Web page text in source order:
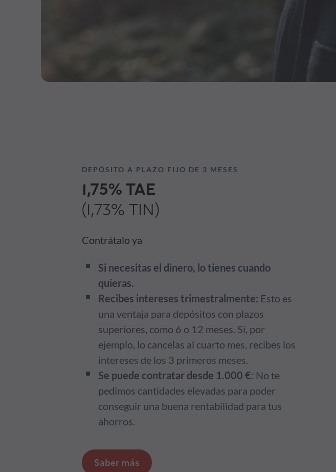
DEPÓSITO A PLAZO FIJO DE 3 MESES
1,75% TAE
(1,73% TIN)
Contrátalo ya
Si necesitas el dinero, lo tienes cuando
quieras.
Recibes intereses trimestralmente: Esto es
una ventaja para depósitos con plazos
superiores, como 6 o 12 meses. Si, por
ejemplo, lo cancelas al cuarto mes, recibes los
intereses de los 3 primeros meses.
Se puede contratar desde 1.000 €: No te
pedimos cantidades elevadas para poder
conseguir una buena rentabilidad para tus
ahorros.
Saber más